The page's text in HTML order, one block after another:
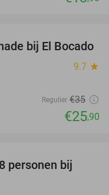
26%
bij El Bocado
9.7 star
Regulier €35
€25,90
personen bij